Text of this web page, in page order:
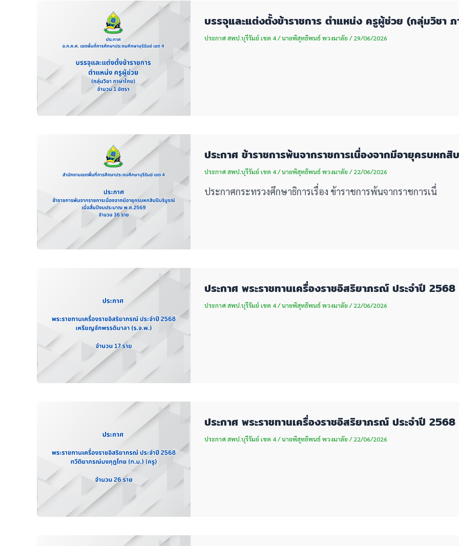
บรรจุและแต่งตั้งข้าราชการ ตำแหน่ง ครูผู้ช่วย (กลุ่มวิชา ภ
ประกาศ สพป.บุรีรัมย์ เขต 4/นายพิสุทธิพนธ์ พวงมาลัย /29/06/2026
ประกาศ ข้าราชการพ้นจากราชการเนื่องจากมีอายุครบหก
ประกาศ สพป.บุรีรัมย์ เขต 4/นายพิสุทธิพนธ์ พวงมาลัย /22/06/2026
ประกาศกระทรวงศึกษาธิการเรื่อง ข้าราชการพ้นจากราชการเนื่
ประกาศ พระราชทานเครื่องราชอิสริยาภรณ์ ประจำปี 2568
ประกาศ สพป.บุรีรัมย์ เขต 4/นายพิสุทธิพนธ์ พวงมาลัย /22/06/2026
ประกาศ พระราชทานเครื่องราชอิสริยาภรณ์ ประจำปี
ประกาศ สพป.บุรีรัมย์ เขต 4/นายพิสุทธิพนธ์ พวงมาลัย /22/06/2026